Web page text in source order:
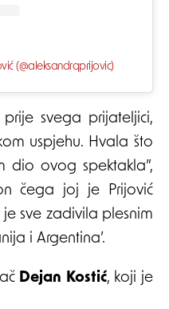
(@aleksandrqprijovic)
svega prijateljici,
uspjehu. Hvala što
dio ovog spektakla”,
čega joj je Prijović
sve zadivila plesnim
i Argentina’.
Dejan Kostić, koji je